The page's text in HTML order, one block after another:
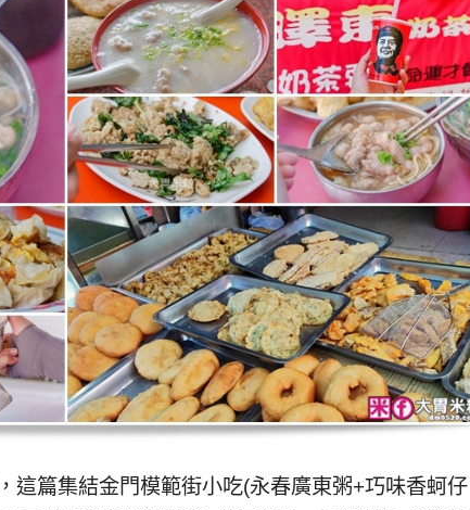
這篇集結金門模範街小吃(永春廣東粥+巧味香蚵仔